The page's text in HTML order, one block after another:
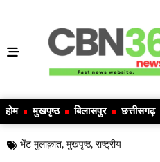
होम मुखपृष्ठ बिलासपुर छत्तीसगढ़
भेंट मुलाक़ात, मुखपृष्ठ, राष्ट्रीय